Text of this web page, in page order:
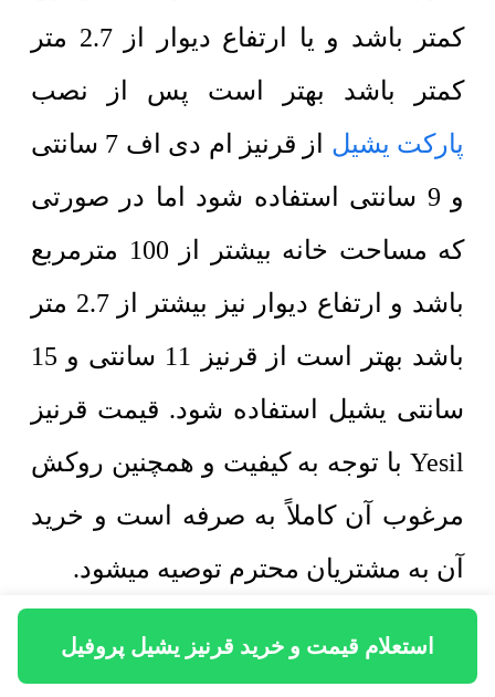
استعلام قیمت و خرید قرنیز یشیل پروفیل
کمتر باشد و یا ارتفاع دیوار از 2.7 متر
کمتر باشد بهتر است پس از نصب
پارکت یشیل
از قرنیز ام دی اف 7 سانتی
و 9 سانتی استفاده شود اما در صورتی
که مساحت خانه بیشتر از 100 مترمربع
باشد و ارتفاع دیوار نیز بیشتر از 2.7 متر
باشد بهتر است از قرنیز 11 سانتی و 15
سانتی یشیل استفاده شود. قیمت قرنیز
Yesil با توجه به کیفیت و همچنین روکش
مرغوب آن کاملاً به صرفه است و خرید
آن به مشتریان محترم توصیه میشود.